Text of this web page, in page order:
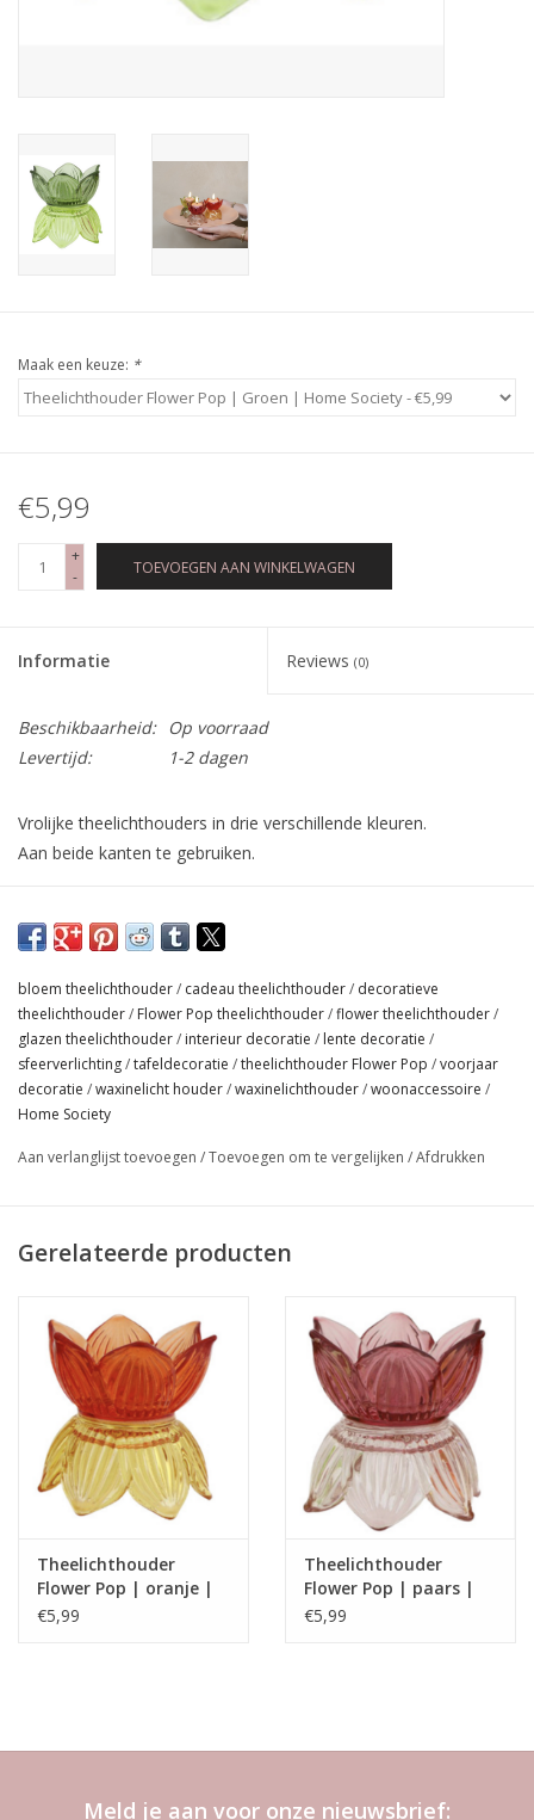
Maak een keuze: *
€5,99
+
-
TOEVOEGEN AAN WINKELWAGEN
Informatie Reviews (0)
Beschikbaarheid:
Op voorraad
Levertijd:
1-2 dagen
Vrolijke theelichthouders in drie verschillende kleuren.
Aan beide kanten te gebruiken.
afmetingen: 6,9 x 7,7 x 7,7
bloem theelichthouder/ cadeau theelichthouder/ decoratieve
theelichthouder/ Flower Pop theelichthouder/flower theelichthouder/
glazen theelichthouder/ interieur decoratie / lente decoratie /
sfeerverlichting/tafeldecoratie /theelichthouder Flower Pop /voorjaar
decoratie /waxinelicht houder/waxinelichthouder/woonaccessoire /
Home Society
Aan verlanglijst toevoegen /Toevoegen om te vergelijken /Afdrukken
Gerelateerde producten
Theelichthouder
Flower Pop | oranje |
Home Society
€5,99
Theelichthouder
Flower Pop | paars |
Home Society
€5,99
Meld je aan voor onze nieuwsbrief: